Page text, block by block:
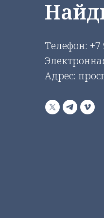
Телефон: +7
Адрес: